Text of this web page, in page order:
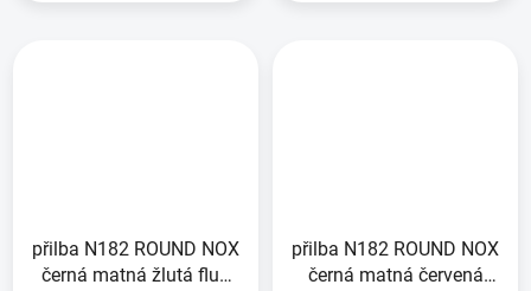
přilba N182 ROUND NOX
černá matná žlutá fluo
přilba N182 ROUND NOX
černá matná červená